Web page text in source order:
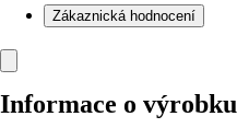
Zákaznická hodnocení
Informace o výrobku